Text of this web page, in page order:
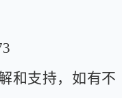
和支持，如有不